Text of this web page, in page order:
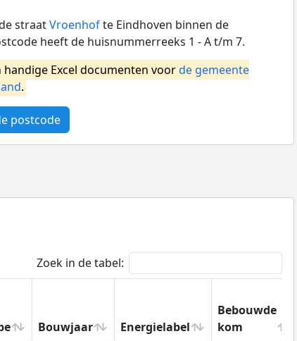
straatVroenhofte Eindhoven binnen de
heeft de huisnummerreeks 1 - A t/m 7.
Excel documenten voorde gemeente
.
postcode
Zoek in de tabel:
Bouwjaar Energielabel
Bebouwde
kom